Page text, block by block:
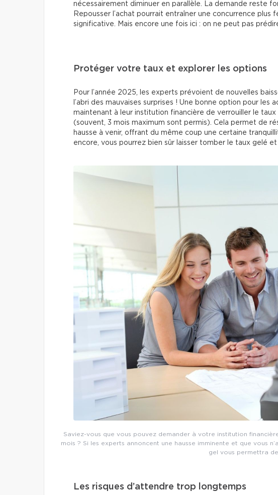
nécessairement diminuer en parallèle. La demande reste
Repousser l’achat pourrait entraîner une concurrence plus
significative. Mais encore une fois ici : on ne peut pas
Protéger votre taux et explorer les options
Pour l’année 2025, les experts prévoient de nouvelles
l’abri des mauvaises surprises ! Une bonne option pour les
maintenant à leur institution financière de verrouiller le
(souvent, 3 mois maximum sont permis). Cela permet de
hausse à venir, offrant du même coup une certaine
encore, vous pourrez bien sûr laisser tomber le taux gelé
Saviez-vous que vous pouvez demander à votre institution
mois ? Si les experts annoncent une hausse imminente et que vous
gel vous permettra de
Les risques d’attendre trop longtemps